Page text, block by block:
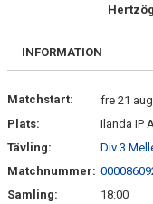
FRISPARKEN
MATCHER
KONTAKTER & LAG
INFORMATION
Matchstart:
fre 21
Plats:
Ilanda IP
Tävling:
Div 3
Matchnummer:
Samling:
18:00